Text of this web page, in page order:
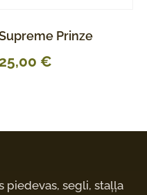
Prinze
25,00 €
piedevas, segli, staļļa